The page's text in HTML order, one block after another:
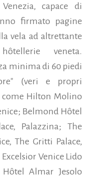
capace di
firmato pagine
vela ad altrettante
veneta.
minima di 60 piedi
(veri e propri
Hilton Molino
Belmond Hôtel
Palazzina; The
The Gritti Palace,
Excelsior Venice Lido
Hôtel Almar Jesolo